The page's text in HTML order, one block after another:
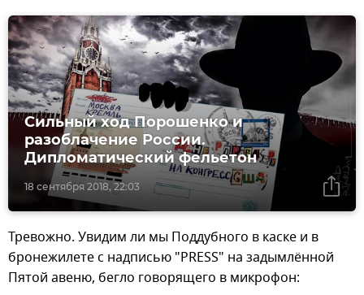
18 сентября 2018, 22:03
Сильный ход Порошенко и
разоблачение России.
Дипломатический фельетон
Тревожно. Увидим ли мы Поддубного в каске и в
бронежилете с надписью "PRESS" на задымлённой
Пятой авеню, бегло говорящего в микрофон: